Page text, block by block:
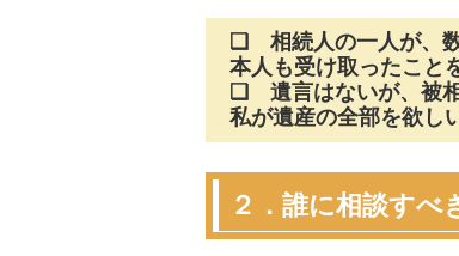
❏ 相続人の一人が、数
本人も受け取ったこと
❏ 遺言はないが、被相
私が遺産の全部を欲し
２．誰に相談すべ